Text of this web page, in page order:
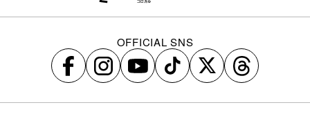
OFFICIAL SNS